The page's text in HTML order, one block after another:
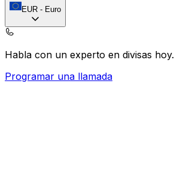
EUR - Euro
Habla con un experto en divisas hoy.
Programar una llamada